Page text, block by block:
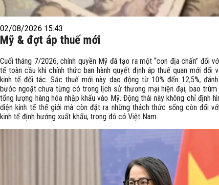
02/08/2026 15:43
Mỹ & đợt áp thuế mới
Cuối tháng 7/2026, chính quyền Mỹ đã tạo ra một “cơn địa chấn” đối
tế toàn cầu khi chính thức ban hành quyết định áp thuế quan mới đối
kinh tế đối tác. Sắc thuế mới này dao động từ 10% đến 12,5%,
bước ngoặt chưa từng có trong lịch sử thương mại hiện đại, bao trùm
tổng lượng hàng hóa nhập khẩu vào Mỹ. Động thái này không chỉ định
diện kinh tế thế giới mà còn đặt ra những thách thức sống còn đối
kinh tế định hướng xuất khẩu, trong đó có Việt Nam.